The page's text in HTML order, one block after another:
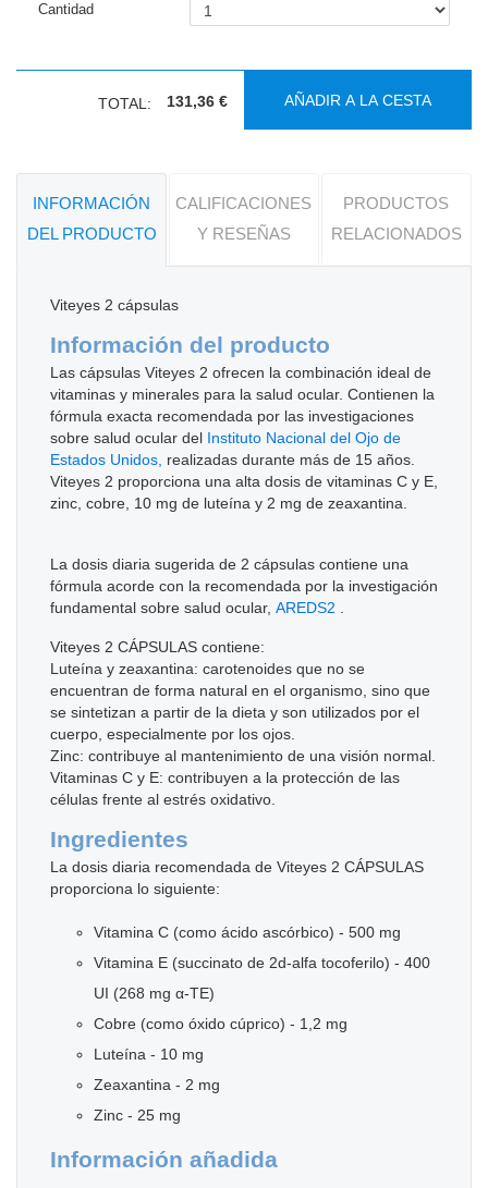
Cantidad
TOTAL: 131,36 € AÑADIR A LA CESTA
INFORMACIÓN
DEL PRODUCTO
CALIFICACIONES
Y RESEÑAS
PRODUCTOS
RELACIONADOS
Viteyes 2 cápsulas
Información del producto
Las cápsulas Viteyes 2 ofrecen la combinación ideal de
vitaminas y minerales para la salud ocular. Contienen la
fórmula exacta recomendada por las investigaciones
sobre salud ocular del Instituto Nacional del Ojo de
Estados Unidos, realizadas durante más de 15 años.
Viteyes 2 proporciona una alta dosis de vitaminas C y E,
zinc, cobre, 10 mg de luteína y 2 mg de zeaxantina.
La dosis diaria sugerida de 2 cápsulas contiene una
fórmula acorde con la recomendada por la investigación
fundamental sobre salud ocular, AREDS2 .
Viteyes 2 CÁPSULAS contiene:
Luteína y zeaxantina: carotenoides que no se
encuentran de forma natural en el organismo, sino que
se sintetizan a partir de la dieta y son utilizados por el
cuerpo, especialmente por los ojos.
Zinc: contribuye al mantenimiento de una visión normal.
Vitaminas C y E: contribuyen a la protección de las
células frente al estrés oxidativo.
Ingredientes
La dosis diaria recomendada de Viteyes 2 CÁPSULAS
proporciona lo siguiente:
Vitamina C (como ácido ascórbico) - 500 mg
Vitamina E (succinato de 2d-alfa tocoferilo) - 400
UI (268 mg α-TE)
Cobre (como óxido cúprico) - 1,2 mg
Luteína - 10 mg
Zeaxantina - 2 mg
Zinc - 25 mg
Información añadida